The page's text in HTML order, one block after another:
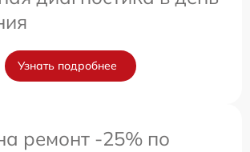
Узнать подробнее
ремонт -25% по